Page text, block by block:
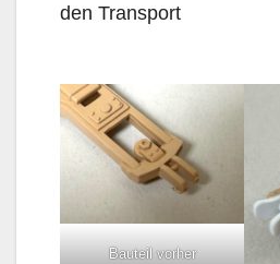
den Transport
Bauteil vorher